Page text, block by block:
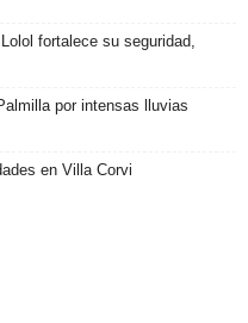
fortalece su seguridad,
por intensas lluvias
en Villa Corvi